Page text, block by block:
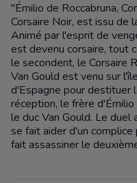
"Émilio de Roccabruna,
Corsaire Noir, est issu de
Animé par l'esprit de
est devenu corsaire, tout
le secondent, le Corsaire
Van Gould est venu sur
d'Espagne pour destituer
réception, le frère
le duc Van Gould. Le duel
se fait aider d'un
fait assassiner le